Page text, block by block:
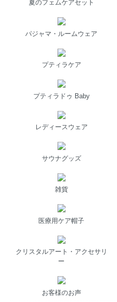
夏のフェムケアセット
パジャマ・ルームウェア
プティラケア
プティラドゥ Baby
レディースウェア
サウナグッズ
雑貨
医療用ケア帽子
クリスタルアート・アクセサリ
ー
お客様のお声